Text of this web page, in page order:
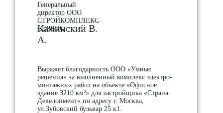
Генеральный
директор ООО
СТРОЙКОМПЛЕКС-
СЕРВИС
Каминский В.
А.
Выражет благодарность ООО «Умные
решения» за выолненный комплекс электро-
монтажных работ на объекте «Офисное
здание 3210 км²» для застройщика «Страна
Девелопмент» по адресу г. Москва,
ул.Зубовский бульвар 25 к1.